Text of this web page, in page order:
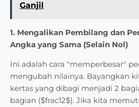
Ganjil
1. Mengalikan Pembilang dan
Angka yang Sama (Selain Nol)
Ini adalah cara "memperbesar"
mengubah nilainya. Bayangkan
kertas yang dibagi menjadi 2
bagian ($frac12$). Jika kita